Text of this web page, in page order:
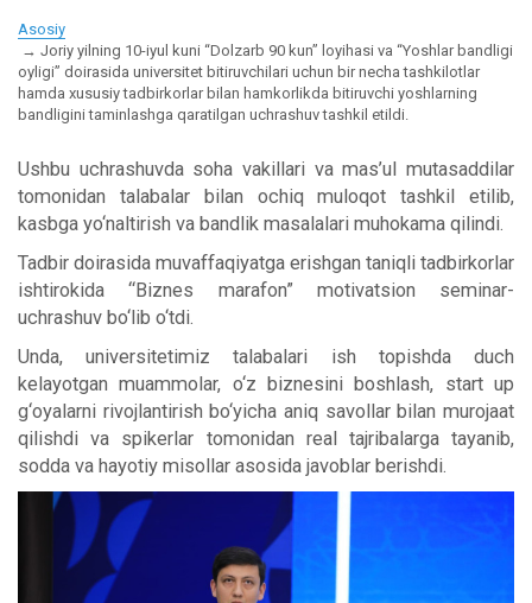
Asosiy
Joriy yilning 10-iyul kuni “Dolzarb 90 kun” loyihasi va “Yoshlar bandligi
oyligi” doirasida universitet bitiruvchilari uchun bir necha tashkilotlar
hamda xususiy tadbirkorlar bilan hamkorlikda bitiruvchi yoshlarning
bandligini taminlashga qaratilgan uchrashuv tashkil etildi.
Ushbu uchrashuvda soha vakillari va mas’ul mutasaddilar
tomonidan talabalar bilan ochiq muloqot tashkil etilib,
kasbga yo‘naltirish va bandlik masalalari muhokama qilindi.
Tadbir doirasida muvaffaqiyatga erishgan taniqli tadbirkorlar
ishtirokida “Biznes marafon” motivatsion seminar-
uchrashuv bo‘lib o‘tdi.
Unda, universitetimiz talabalari ish topishda duch
kelayotgan muammolar, o‘z biznesini boshlash, start up
g‘oyalarni rivojlantirish bo‘yicha aniq savollar bilan murojaat
qilishdi va spikerlar tomonidan real tajribalarga tayanib,
sodda va hayotiy misollar asosida javoblar berishdi.